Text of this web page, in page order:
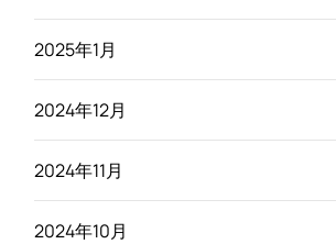
2025年1月
2024年12月
2024年11月
2024年10月